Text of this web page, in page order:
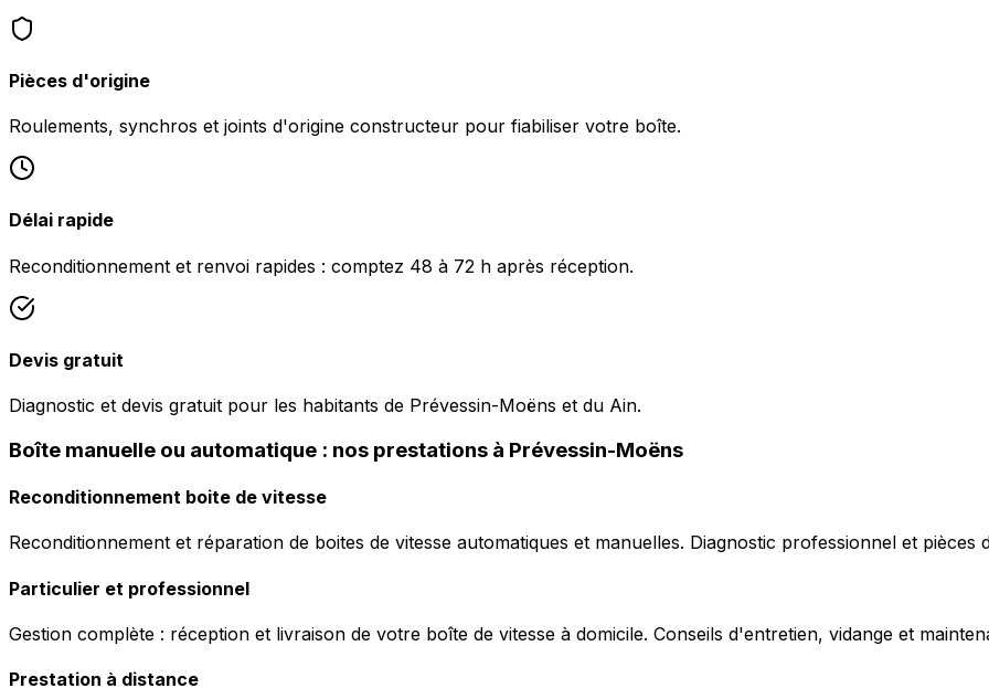
Pièces d'origine
Roulements, synchros et joints d'origine constructeur pour fiabiliser votre boîte.
Délai rapide
Reconditionnement et renvoi rapides : comptez 48 à 72 h après réception.
Devis gratuit
Diagnostic et devis gratuit pour les habitants de Prévessin-Moëns et du Ain.
Boîte manuelle ou automatique : nos prestations à Prévessin-Moëns
Reconditionnement boite de vitesse
Reconditionnement et réparation de boites de vitesse automatiques et manuelles. Diagnostic professionnel et pièces
Particulier et professionnel
Gestion complète : réception et livraison de votre boîte de vitesse à domicile. Conseils d'entretien, vidange et
Prestation à distance